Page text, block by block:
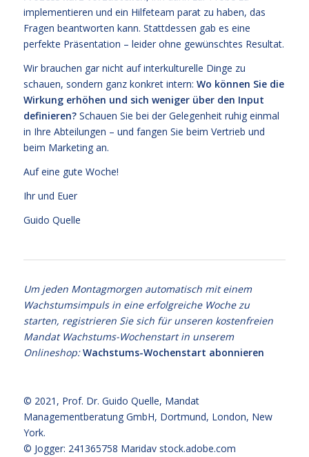
implementieren und ein Hilfeteam parat zu haben, das
Fragen beantworten kann. Stattdessen gab es eine
perfekte Präsentation – leider ohne gewünschtes Resultat.
Wir brauchen gar nicht auf interkulturelle Dinge zu
schauen, sondern ganz konkret intern: Wo können Sie die
Wirkung erhöhen und sich weniger über den Input
definieren?Schauen Sie bei der Gelegenheit ruhig einmal
in Ihre Abteilungen – und fangen Sie beim Vertrieb und
beim Marketing an.
Auf eine gute Woche!
Ihr und Euer
Guido Quelle
Um jeden Montagmorgen automatisch mit einem
Wachstumsimpuls in eine erfolgreiche Woche zu
starten, registrieren Sie sich für unseren kostenfreien
Mandat Wachstums-Wochenstart in unserem
Onlineshop:Wachstums-Wochenstart abonnieren
© 2021, Prof. Dr. Guido Quelle, Mandat
Managementberatung GmbH, Dortmund, London, New
York.
© Jogger: 241365758 Maridav stock.adobe.com